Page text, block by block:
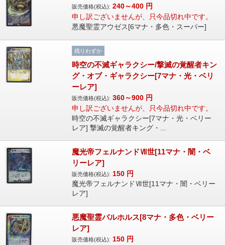
販売価格(税込): 240～400 円
申し訳ございませんが、只今品切れ中です。
悪魔聖霊アウゼス[6マナ・多色・スーパー]
残りわずか
時空の不滅ギャラクシー/撃滅の覚醒者キン
グ・オブ・ギャラクシー[7マナ・光・ベリ
ーレア]
販売価格(税込): 360～900 円
申し訳ございませんが、只今品切れ中です。
時空の不滅ギャラクシー[7マナ・光・ベリー
レア] 撃滅の覚醒者キング・...
魔光帝フェルナンドⅦ世[11マナ・闇・ベ
リーレア]
販売価格(税込): 150 円
魔光帝フェルナンドⅦ世[11マナ・闇・ベリー
レア]
悪魔聖霊バルホルス[8マナ・多色・ベリー
レア]
販売価格(税込): 150 円